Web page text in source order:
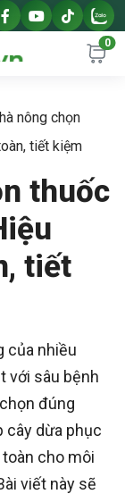
0
nông chọn
tiết kiệm
thuốc
tiết
của nhiều
với sâu bệnh
đúng
cây dừa phục
cho môi
viết này sẽ